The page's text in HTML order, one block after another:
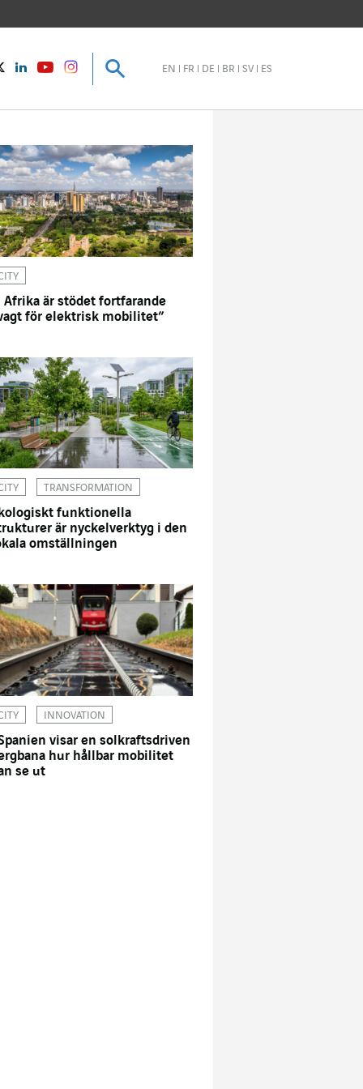
TwitterLinkedInYoutubeinstagram EN FR DE BR SV ES
Sök
Afrika är stödet fortfarande
för elektrisk mobilitet”
TRANSFORMATION
funktionella
är nyckelverktyg i den
omställningen
INNOVATION
visar en solkraftsdriven
hur hållbar mobilitet
se ut